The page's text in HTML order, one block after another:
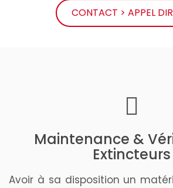
CONTACT > APPEL
Maintenance &
Extincteurs
Avoir à sa disposition un